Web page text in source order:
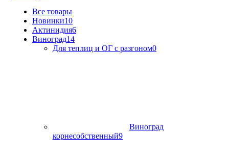
Все товары
Новинки10
Актинидия6
Виноград14
Для теплиц и ОГ с разгоном0
Виноград
корнесобственный9